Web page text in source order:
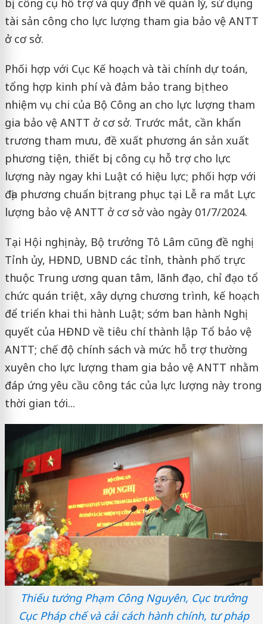
bị, công cụ hỗ trợ và quy định về quản lý, sử dụng
tài sản công cho lực lượng tham gia bảo vệ ANTT
ở cơ sở.
Phối hợp với Cục Kế hoạch và tài chính dự toán,
tổng hợp kinh phí và đảm bảo trang bị theo
nhiệm vụ chi của Bộ Công an cho lực lượng tham
gia bảo vệ ANTT ở cơ sở. Trước mắt, cần khẩn
trương tham mưu, đề xuất phương án sản xuất
phương tiện, thiết bị, công cụ hỗ trợ cho lực
lượng này ngay khi Luật có hiệu lực; phối hợp với
địa phương chuẩn bị trang phục tại Lễ ra mắt Lực
lượng bảo vệ ANTT ở cơ sở vào ngày 01/7/2024.
Tại Hội nghị này, Bộ trưởng Tô Lâm cũng đề nghị
Tỉnh ủy, HĐND, UBND các tỉnh, thành phố trực
thuộc Trung ương quan tâm, lãnh đạo, chỉ đạo tổ
chức quán triệt, xây dựng chương trình, kế hoạch
để triển khai thi hành Luật; sớm ban hành Nghị
quyết của HĐND về tiêu chí thành lập Tổ bảo vệ
ANTT; chế độ chính sách và mức hỗ trợ thường
xuyên cho lực lượng tham gia bảo vệ ANTT nhằm
đáp ứng yêu cầu công tác của lực lượng này trong
thời gian tới...
Thiếu tướng Phạm Công Nguyên, Cục trưởng
Cục Pháp chế và cải cách hành chính, tư pháp